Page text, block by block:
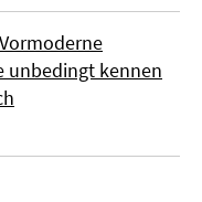
unbedingt kennen